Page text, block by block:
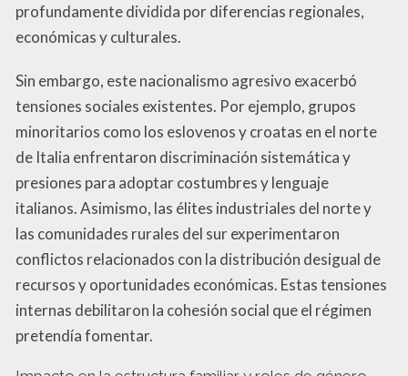
profundamente dividida por diferencias regionales,
económicas y culturales.
Sin embargo, este nacionalismo agresivo exacerbó
tensiones sociales existentes. Por ejemplo, grupos
minoritarios como los eslovenos y croatas en el norte
de Italia enfrentaron discriminación sistemática y
presiones para adoptar costumbres y lenguaje
italianos. Asimismo, las élites industriales del norte y
las comunidades rurales del sur experimentaron
conflictos relacionados con la distribución desigual de
recursos y oportunidades económicas. Estas tensiones
internas debilitaron la cohesión social que el régimen
pretendía fomentar.